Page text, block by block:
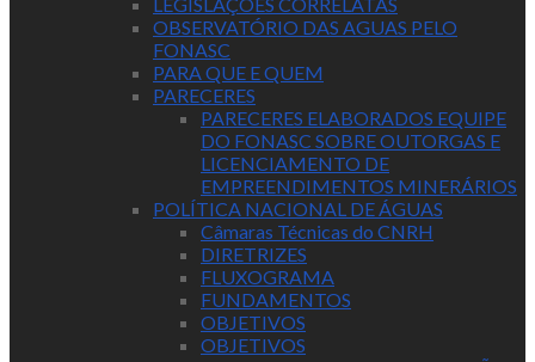
LEGISLAÇÕES CORRELATAS
OBSERVATÓRIO DAS AGUAS PELO
FONASC
PARA QUE E QUEM
PARECERES
PARECERES ELABORADOS EQUIPE
DO FONASC SOBRE OUTORGAS E
LICENCIAMENTO DE
EMPREENDIMENTOS MINERÁRIOS
POLÍTICA NACIONAL DE ÁGUAS
Câmaras Técnicas do CNRH
DIRETRIZES
FLUXOGRAMA
FUNDAMENTOS
OBJETIVOS
OBJETIVOS